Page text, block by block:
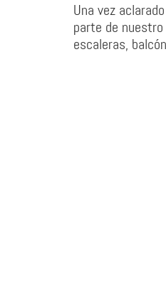
Una vez
parte de
escaleras,